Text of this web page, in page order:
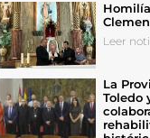
Leer
La
Toledo